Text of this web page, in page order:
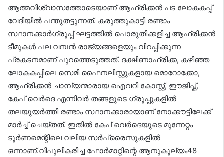
ആത്മവിശ്വാസത്തോടെയാണ് ആഫ്രിക്കൻ പട ലോകകപ്പ്
വേദിയിൽ പന്തുതട്ടുന്നത്. കരുത്തുകാട്ടി രണ്ടാം
സ്ഥാനക്കാർഗ്രൂപ്പ് ഘട്ടത്തിൽ പൊരുതിക്കളിച്ച ആഫ്രിക്കൻ
ടീമുകൾ പല വമ്പൻ രാജ്യങ്ങളെയും വിറപ്പിക്കുന്ന
പ്രകടനമാണ് പുറത്തെടുത്തത്. ദക്ഷിണാഫ്രിക്ക, കഴിഞ്ഞ
ലോകകപ്പിലെ സെമി ഫൈനലിസ്റ്റുകളായ മൊറോക്കോ,
ആഫ്രിക്കൻ ചാമ്പ്യന്മാരായ ഐവറി കോസ്റ്റ്, ഈജിപ്ത്,
കേപ് വെർദെ എന്നിവർ തങ്ങളുടെ ഗ്രൂപ്പുകളിൽ
തലയുയർത്തി രണ്ടാം സ്ഥാനക്കാരായാണ് നോക്കൗട്ടിലേക്ക്
മാർച്ച് ചെയ്തത്. ഇതിൽ കേപ് വെർദെയുടെ മുന്നേറ്റം
ടൂർണമെന്റിലെ വലിയ സർപ്രൈസുകളിൽ
ഒന്നാണ്.വിപുലീകരിച്ച ഫോർമാറ്റിന്റെ ആനുകൂല്യം48